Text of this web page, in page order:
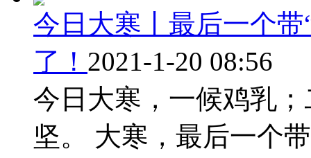
今日大寒丨最后一个
了！ 2021-1-20 08:56
今日大寒，一候鸡乳
坚。 大寒，最后一个